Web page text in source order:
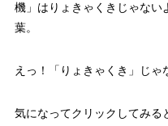
機」はりょきゃくきじゃない
葉。
えっ！「りょきゃくき」じゃ
気になってクリックしてみる